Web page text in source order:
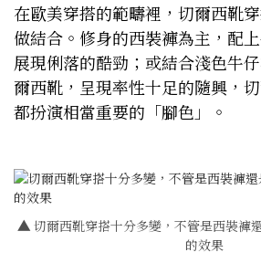
在歐美穿搭的範疇裡，切爾西靴
做結合。修身的西裝褲為主，配
展現俐落的酷勁；或結合淺色牛
爾西靴，呈現率性十足的隨興，
都扮演相當重要的「腳色」。
▲ 切爾西靴穿搭十分多變，不管是西裝褲
的效果